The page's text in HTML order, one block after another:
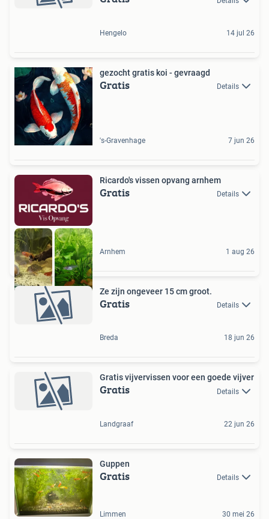
Hengelo 14 jul 26
gezocht gratis koi - gevraagd
Gratis Details
's-Gravenhage 7 jun 26
Ricardo's vissen opvang arnhem
Gratis Details
Arnhem 1 aug 26
Ze zijn ongeveer 15 cm groot.
Gratis Details
Breda 18 jun 26
Gratis vijvervissen voor een goede vijver
Gratis Details
Landgraaf 22 jun 26
Guppen
Gratis Details
Limmen 30 mei 26